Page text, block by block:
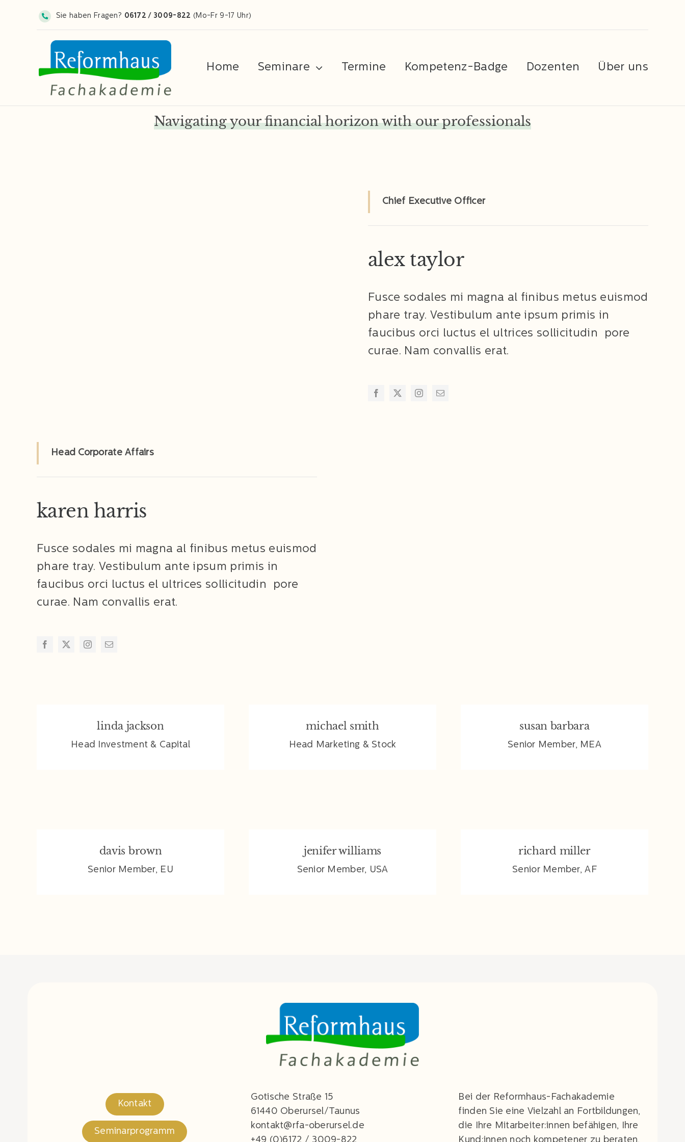
Sie haben Fragen? 06172 / 3009-822 (Mo-Fr 9-17 Uhr)
Home Seminare Termine Kompetenz-Badge Dozenten Über uns
Navigating your financial horizon with our professionals
Chief Executive Officer
alex taylor
Fusce sodales mi magna al finibus metus euismod
phare tray. Vestibulum ante ipsum primis in
faucibus orci luctus el ultrices sollicitudin pore
curae. Nam convallis erat.
Head Corporate Affairs
karen harris
Fusce sodales mi magna al finibus metus euismod
phare tray. Vestibulum ante ipsum primis in
faucibus orci luctus el ultrices sollicitudin pore
curae. Nam convallis erat.
linda jackson
Head Investment & Capital
linda jackson michael smith
Head Marketing & Stock
michael smith susan barbara
Senior Member, MEA
susan barbara
davis brown
Senior Member, EU
davis brown jenifer williams
Senior Member, USA
jenifer williams richard miller
Senior Member, AF
richard miller
Kontakt
Seminarprogramm
Gotische Straße 15
61440 Oberursel/Taunus
kontakt@rfa-oberursel.de
Bei der Reformhaus-Fachakademie
finden Sie eine Vielzahl an Fortbildungen,
die Ihre Mitarbeiter:innen befähigen, Ihre